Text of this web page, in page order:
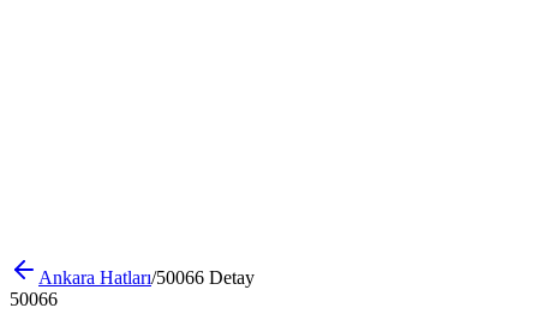
Ankara Hatları/50066 Detay
50066